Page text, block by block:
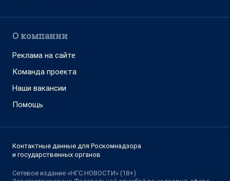
О компании
Реклама на сайте
Команда проекта
Наши вакансии
Помощь
Контактные данные для Роскомнадзора
и государственных органов
Сетевое издание «НГС.НОВОСТИ» (18+)